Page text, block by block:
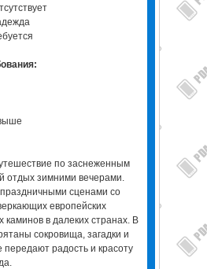
по заснеженным
отдых зимними вечерами.
сценами со
европейских
каминов в далеких странах. В
сокровища, загадки и
передают радость и красоту